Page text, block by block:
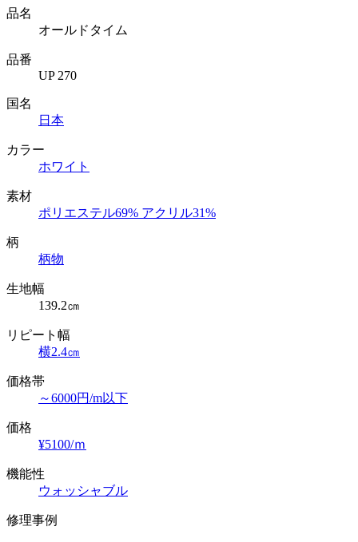
品名
オールドタイム
品番
UP 270
国名
日本
カラー
ホワイト
素材
ポリエステル69% アクリル31%
柄
柄物
生地幅
139.2㎝
リピート幅
横2.4㎝
価格帯
～6000円/m以下
価格
¥5100/ｍ
機能性
ウォッシャブル
修理事例